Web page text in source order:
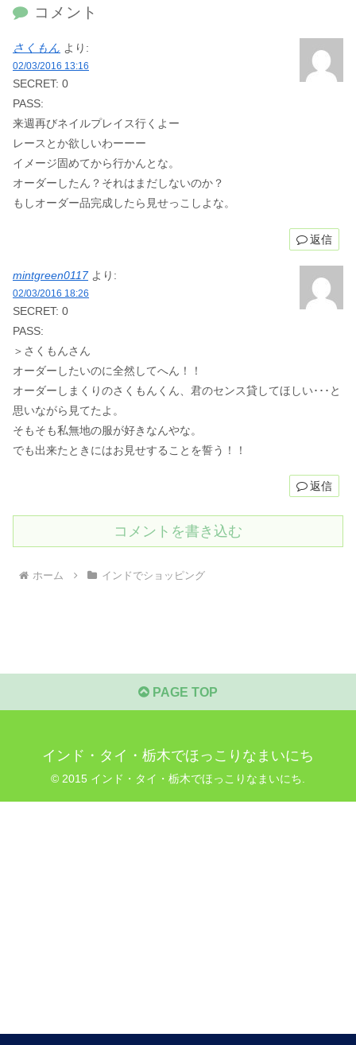
コメント
さくもん より:
02/03/2016 13:16
SECRET: 0
PASS:
来週再びネイルプレイス行くよー
レースとか欲しいわーーー
イメージ固めてから行かんとな。
オーダーしたん？それはまだしないのか？
もしオーダー品完成したら見せっこしよな。
返信
mintgreen0117 より:
02/03/2016 18:26
SECRET: 0
PASS:
＞さくもんさん
オーダーしたいのに全然してへん！！
オーダーしまくりのさくもんくん、君のセンス貸してほしい･･･と
思いながら見てたよ。
そもそも私無地の服が好きなんやな。
でも出来たときにはお見せすることを誓う！！
返信
コメントを書き込む
ホーム インドでショッピング
PAGE TOP
インド・タイ・栃木でほっこりなまいにち
© 2015 インド・タイ・栃木でほっこりなまいにち.